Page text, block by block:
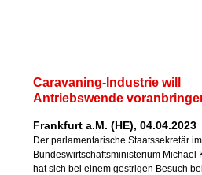
Caravaning-Industrie will
Antriebswende
Frankfurt a.M. (HE), 04.04.2023
Der parlamentarische Staatssekretär im
Bundeswirtschaftsministerium Michael
hat sich bei einem gestrigen Besuch